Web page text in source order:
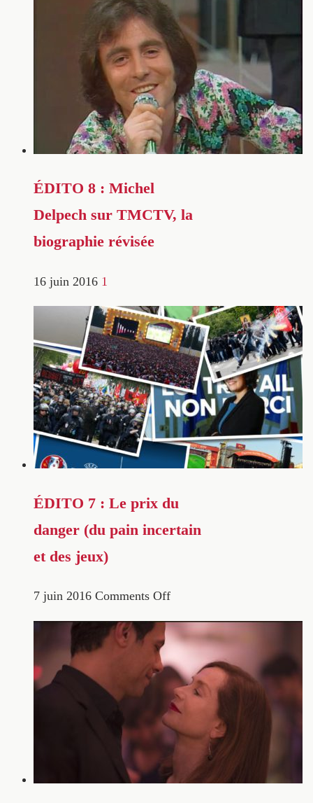
ÉDITO 8 : Michel
Delpech sur TMCTV, la
biographie révisée
16 juin 2016 1
ÉDITO 7 : Le prix du
danger (du pain incertain
et des jeux)
7 juin 2016 Comments Off